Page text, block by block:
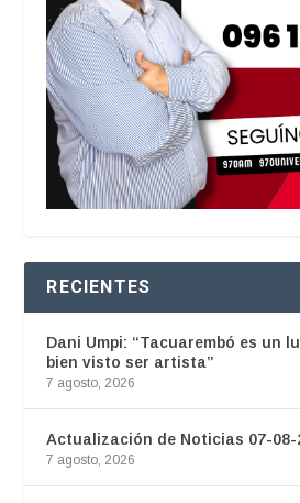
RECIENTES
Dani Umpi: “Tacuarembó es un
bien visto ser artista”
7 agosto, 2026
Actualización de Noticias 07-08-
7 agosto, 2026